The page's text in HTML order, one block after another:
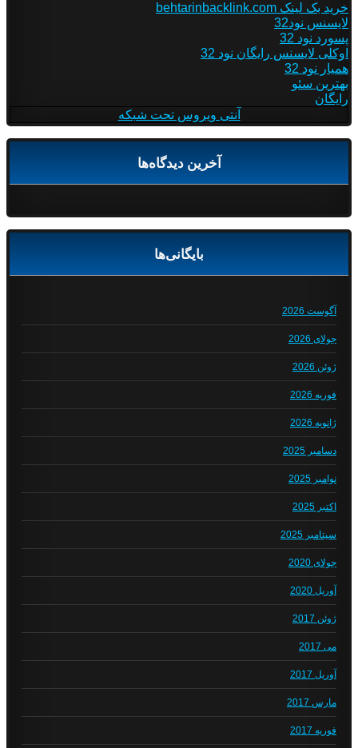
خرید بک لینک behtarinbacklink.com
لایسنس نود32
پسورد نود 32
اوکلی لایسنس رایگان نود 32
همیار نود 32
بهترین سئو
رایگان
آنتی ویروس تحت شبکه
آخرین دیدگاه‌ها
بایگانی‌ها
آگوست 2026
جولای 2026
ژوئن 2026
فوریه 2026
ژانویه 2026
دسامبر 2025
نوامبر 2025
اکتبر 2025
سپتامبر 2025
جولای 2020
آوریل 2020
ژوئن 2017
می 2017
آوریل 2017
مارس 2017
فوریه 2017